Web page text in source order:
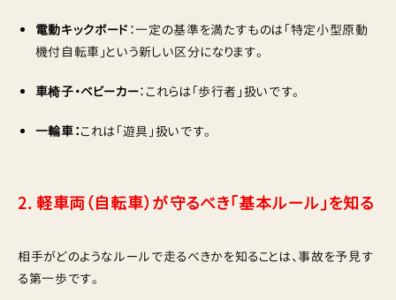
電動キックボード ：一定の基準を満たすものは「特定小型原動
機付自転車」という新しい区分になります。
車椅子・ベビーカー：これらは「歩行者」扱いです。
一輪車：これは「遊具」扱いです。
2. 軽車両（自転車）が守るべき「基本ルール」を知る
相手がどのようなルールで走るべきかを知ることは、事故を予見す
る第一歩です。